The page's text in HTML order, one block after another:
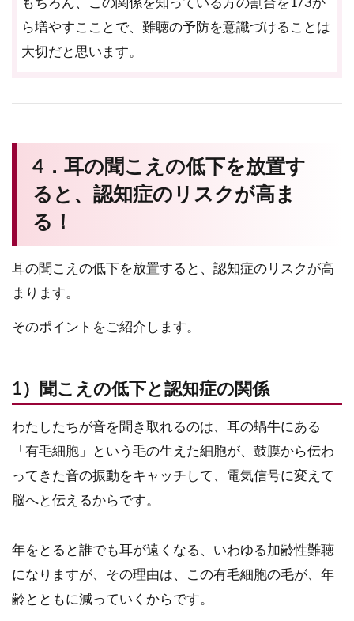
もちろん、この関係を知っている方の割合を1/3か
ら増やすこことで、難聴の予防を意識づけることは
大切だと思います。
4．耳の聞こえの低下を放置す
ると、認知症のリスクが高ま
る！
耳の聞こえの低下を放置すると、認知症のリスクが高
まります。
そのポイントをご紹介します。
1）聞こえの低下と認知症の関係
わたしたちが音を聞き取れるのは、耳の蝸牛にある
「有毛細胞」という毛の生えた細胞が、鼓膜から伝わ
ってきた音の振動をキャッチして、電気信号に変えて
脳へと伝えるからです。
年をとると誰でも耳が遠くなる、いわゆる加齢性難聴
になりますが、その理由は、この有毛細胞の毛が、年
齢とともに減っていくからです。